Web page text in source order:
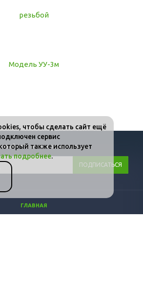
на новости и акции:
ГЛАВНАЯ
чтобы сделать сайт ещё
сервис
также использует
подробнее.